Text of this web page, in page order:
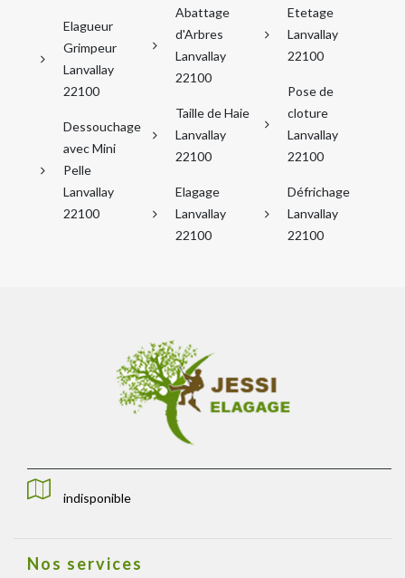
Elagueur
Grimpeur
Lanvallay
22100
Dessouchage
avec Mini
Pelle
Lanvallay
22100
Abattage
d'Arbres
Lanvallay
22100
Taille de Haie
Lanvallay
22100
Elagage
Lanvallay
22100
Etetage
Lanvallay
22100
Pose de
cloture
Lanvallay
22100
Défrichage
Lanvallay
22100
indisponible
Nos services